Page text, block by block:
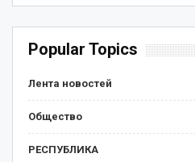
Popular Topics
Лента новостей
Общество
РЕСПУБЛИКА